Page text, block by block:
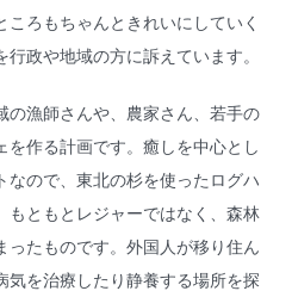
ろもちゃんときれいにしていく
政や地域の方に訴えています。
の漁師さんや、農家さん、若手の
を作る計画です。癒しを中心とし
なので、東北の杉を使ったログハ
もともとレジャーではなく、森林
ったものです。外国人が移り住ん
気を治療したり静養する場所を探